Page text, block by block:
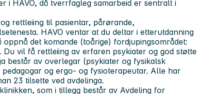
i HAVO, då tverrfagleg samarbeid er sentralt i
rettleiing til pasientar, pårørande,
HAVO ventar at du deltar i etterutdanning
det komande (toårige) fordjupingsområdet:
vil få rettleiing av erfaren psykiater og god støtte
består av overlegar (psykiater og fysikalsk
og ergo- og fysioterapeutar. Alle har
23 tilsette ved avdelinga.
som i tillegg består av Avdeling for